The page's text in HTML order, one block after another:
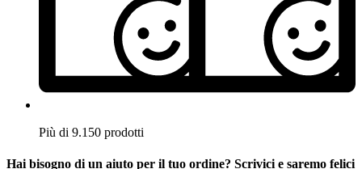
Più di 9.150 prodotti
Hai bisogno di un aiuto per il tuo ordine? Scrivici e saremo felici